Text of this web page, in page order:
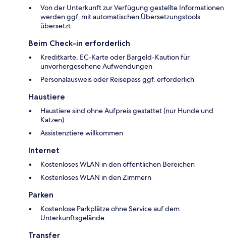
Von der Unterkunft zur Verfügung gestellte Informationen
werden ggf. mit automatischen Übersetzungstools
übersetzt.
Beim Check-in erforderlich
Kreditkarte, EC-Karte oder Bargeld-Kaution für
unvorhergesehene Aufwendungen
Personalausweis oder Reisepass ggf. erforderlich
Haustiere
Haustiere sind ohne Aufpreis gestattet (nur Hunde und
Katzen)
Assistenztiere willkommen
Internet
Kostenloses WLAN in den öffentlichen Bereichen
Kostenloses WLAN in den Zimmern
Parken
Kostenlose Parkplätze ohne Service auf dem
Unterkunftsgelände
Transfer